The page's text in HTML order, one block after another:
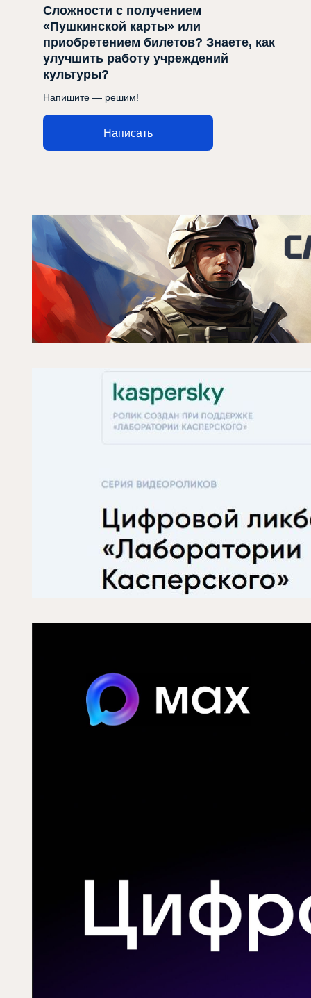
Сложности с получением
«Пушкинской карты» или
приобретением билетов? Знаете, как
улучшить работу учреждений
культуры?
Напишите — решим!
Написать